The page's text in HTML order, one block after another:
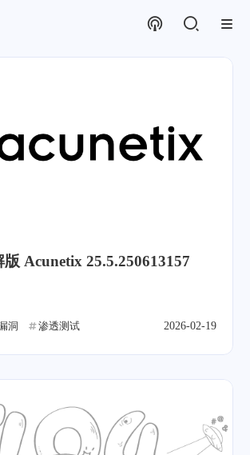
Acunetix 25.5.250613157
洞 渗透测试 2026-02-19